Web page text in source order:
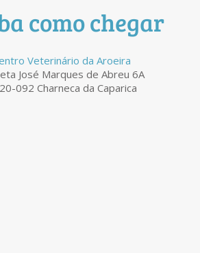
como chegar
Veterinário da Aroeira
José Marques de Abreu 6A
092 Charneca da Caparica